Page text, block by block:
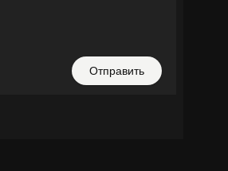
Отправить